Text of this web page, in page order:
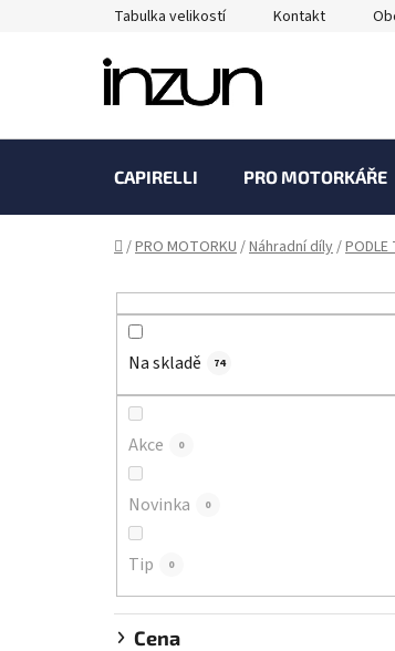
Tabulka velikostí Kontakt
CAPIRELLI PRO MOTORKÁŘE
Domů
/PRO MOTORKU/Náhradní díly/PODLE
Na skladě 74
Akce 0
Novinka 0
Tip 0
Cena